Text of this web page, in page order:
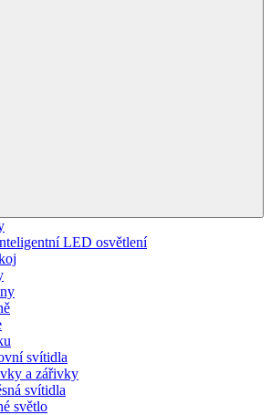
LED osvětlení
svítidla
a zářivky
svítidla
světlo